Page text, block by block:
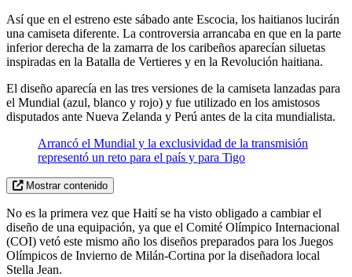
Así que en el estreno este sábado ante Escocia, los haitianos lucirán
una camiseta diferente. La controversia arrancaba en que en la parte
inferior derecha de la zamarra de los caribeños aparecían siluetas
inspiradas en la Batalla de Vertieres y en la Revolución haitiana.
El diseño aparecía en las tres versiones de la camiseta lanzadas para
el Mundial (azul, blanco y rojo) y fue utilizado en los amistosos
disputados ante Nueva Zelanda y Perú antes de la cita mundialista.
Arrancó el Mundial y la exclusividad de la transmisión
representó un reto para el país y para Tigo
Mostrar contenido
No es la primera vez que Haití se ha visto obligado a cambiar el
diseño de una equipación, ya que el Comité Olímpico Internacional
(COI) vetó este mismo año los diseños preparados para los Juegos
Olímpicos de Invierno de Milán-Cortina por la diseñadora local
Stella Jean.